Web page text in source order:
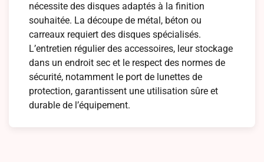
nécessite des disques adaptés à la finition
souhaitée. La découpe de métal, béton ou
carreaux requiert des disques spécialisés.
L’entretien régulier des accessoires, leur stockage
dans un endroit sec et le respect des normes de
sécurité, notamment le port de lunettes de
protection, garantissent une utilisation sûre et
durable de l’équipement.